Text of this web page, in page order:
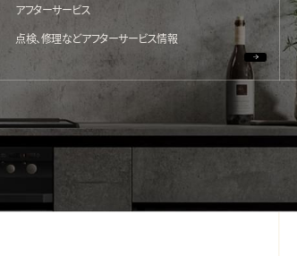
アフターサービス
点検、修理などアフターサービス情報